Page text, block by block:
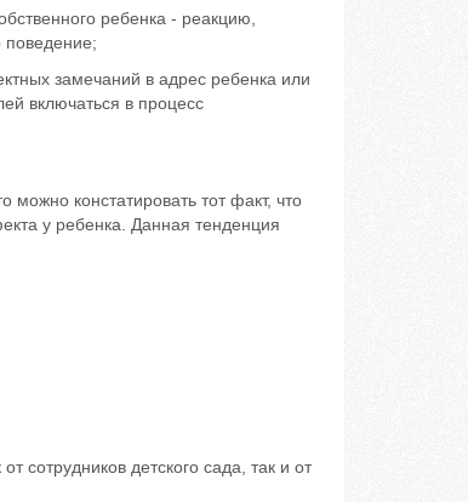
ребенка - реакцию,
поведение;
замечаний в адрес ребенка или
включаться в процесс
можно констатировать тот факт, что
у ребенка. Данная тенденция
сотрудников детского сада, так и от